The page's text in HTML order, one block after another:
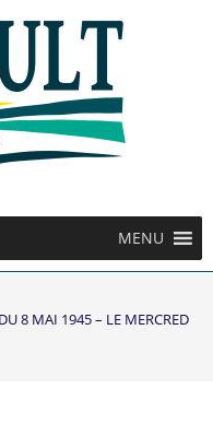
MENU
8 MAI 1945 – LE MERCREDI